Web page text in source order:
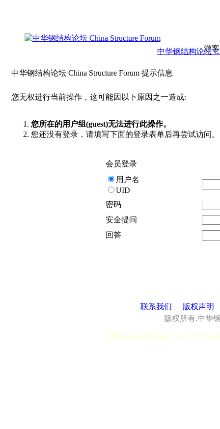
游
中华钢结构论坛
中华钢结构论坛 China Structure Forum 提示信息
您无权进行当前操作，这可能因以下原因之一造成:
您所在的用户组(guest)无法进行此操作。
您还没有登录，请填写下面的登录表单后再尝试访问。
会员登录
用户名
UID
密码
安全提问
回答
联系我们
版权声明
版权所有.中华
[Processing Time] User:0.28,